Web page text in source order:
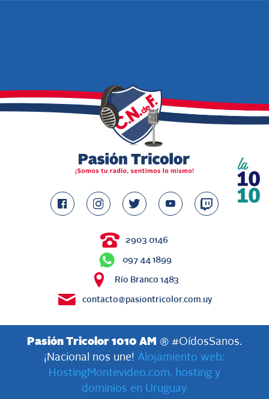
2903 0146
097 44 1899
Río Branco 1483
contacto@pasiontricolor.com.uy
Pasión Tricolor 1010 AM
® #OídosSanos.
¡Nacional nos une! Alojamiento web:
HostingMontevideo.com, hosting y
dominios en Uruguay